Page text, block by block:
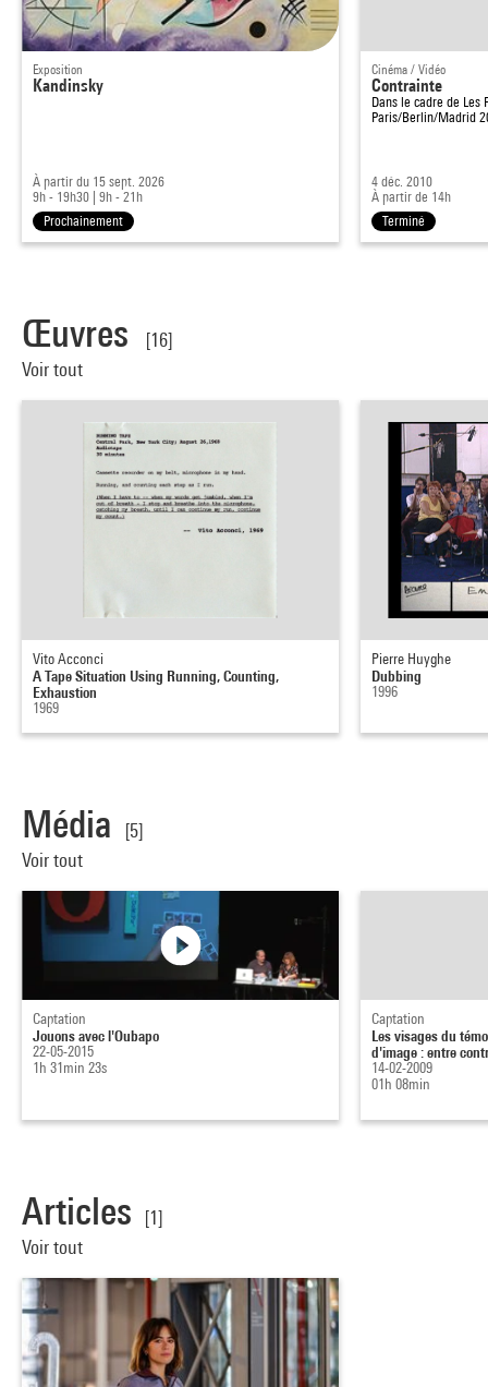
Exposition
Kandinsky
À partir du 15 sept. 2026
9h - 19h30 9h - 21h
Prochainement
Cinéma / Vidéo
Contrainte
Dans le cadre de Les
Paris/Berlin/Madrid
4 déc. 2010
À partir de 14h
Terminé
Œuvres
[16]
Voir tout
Vito Acconci
A Tape Situation Using Running, Counting,
Exhaustion
1969
Pierre Huyghe
Dubbing
1996
Média
[5]
Voir tout
Captation
Jouons avec l'Oubapo
22-05-2015
1h 31min 23s
Captation
Les visages du
d'image : entre
14-02-2009
01h 08min
Articles
[1]
Voir tout